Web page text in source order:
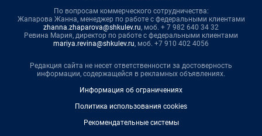
По вопросам коммерческого сотрудничества:
Жапарова Жанна, менеджер по работе с федеральными клиентами
zhanna.zhaparova@shkulev.ru, моб. + 7 982 640 34 32
Ревина Мария, директор по работе с федеральными клиентами
mariya.revina@shkulev.ru, моб. +7 910 402 4056
Редакция сайта не несет ответственности за достоверность
информации, содержащейся в рекламных объявлениях.
Информация об ограничениях
Политика использования cookies
Рекомендательные системы